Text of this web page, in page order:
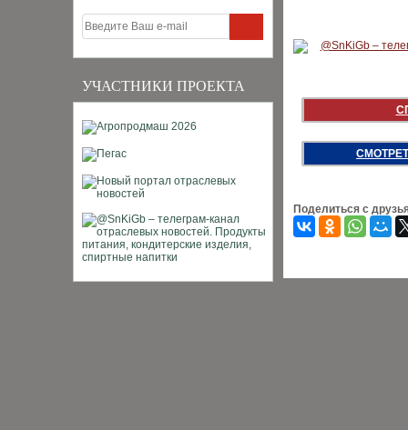
УЧАСТНИКИ ПРОЕКТА
Поделиться с